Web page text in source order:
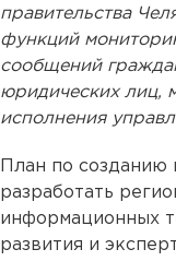
правительства
функций
сообщений
юридических лиц,
исполнения
План по
разработать
информационных
развития и